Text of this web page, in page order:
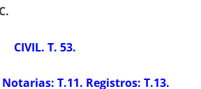
.
CIVIL. T. 53.
Notarias: T.11. Registros: T.13.